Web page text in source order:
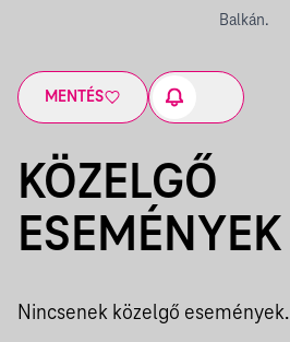
Balkán.
MENTÉS
KÖZELGŐ
ESEMÉNYEK
Nincsenek közelgő események.